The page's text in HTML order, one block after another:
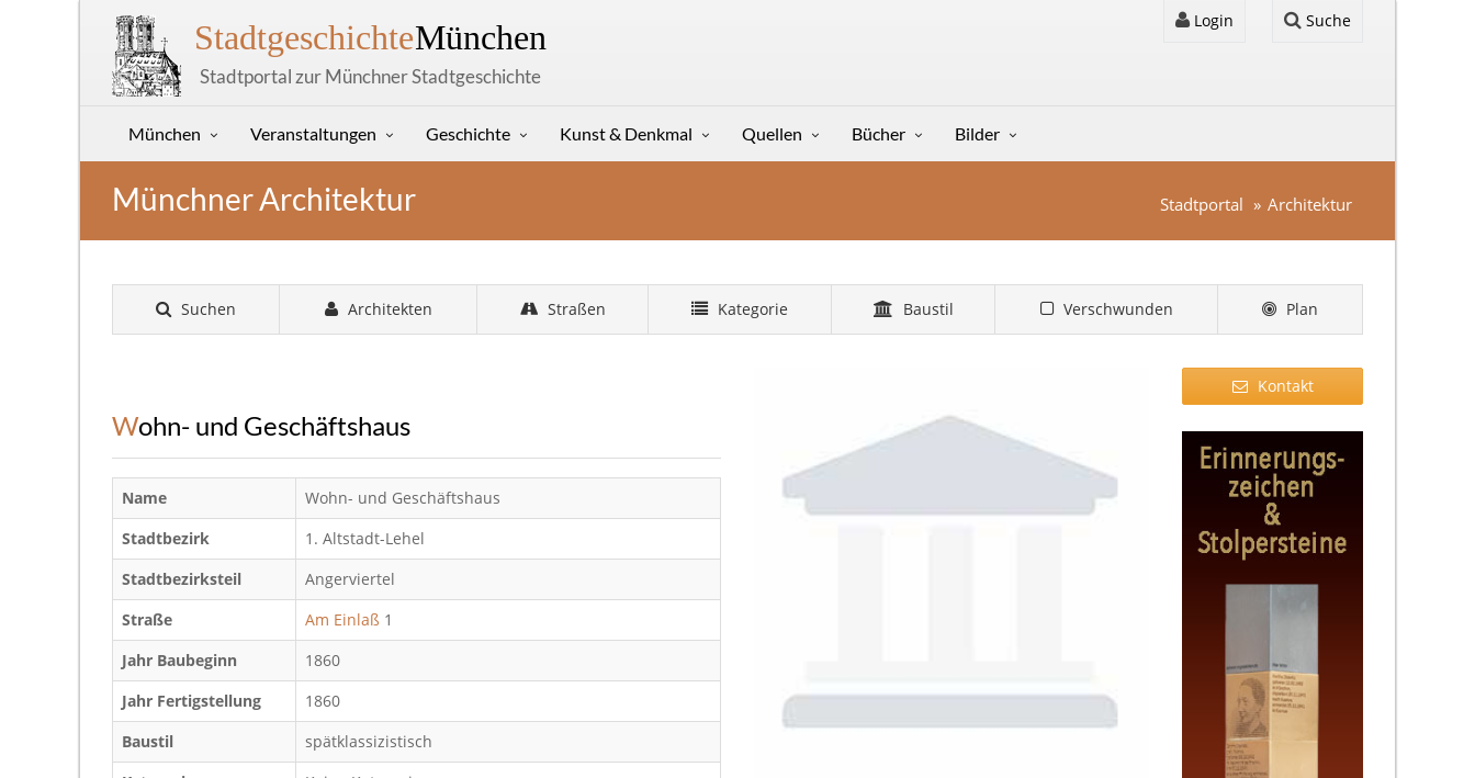
StadtgeschichteMünchen
Stadtportal zur Münchner Stadtgeschichte
Login Suche
München Veranstaltungen Geschichte Kunst & Denkmal Quellen Bücher Bilder
Münchner Architektur Stadtportal Architektur
Suchen Architekten Straßen Kategorie Baustil Verschwunden Plan
Wohn- und Geschäftshaus
Name
Wohn- und Geschäftshaus
Stadtbezirk
1. Altstadt-Lehel
Stadtbezirksteil
Angerviertel
Straße
Am Einlaß 1
Jahr Baubeginn
1860
Jahr Fertigstellung
1860
Baustil
spätklassizistisch
Kontakt